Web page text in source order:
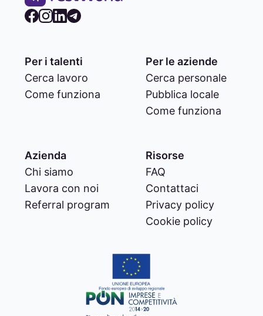
Per i talenti
Cerca lavoro
Come funziona
Per le aziende
Cerca personale
Pubblica locale
Come funziona
Azienda
Chi siamo
Lavora con noi
Referral program
Risorse
FAQ
Contattaci
Privacy policy
Cookie policy